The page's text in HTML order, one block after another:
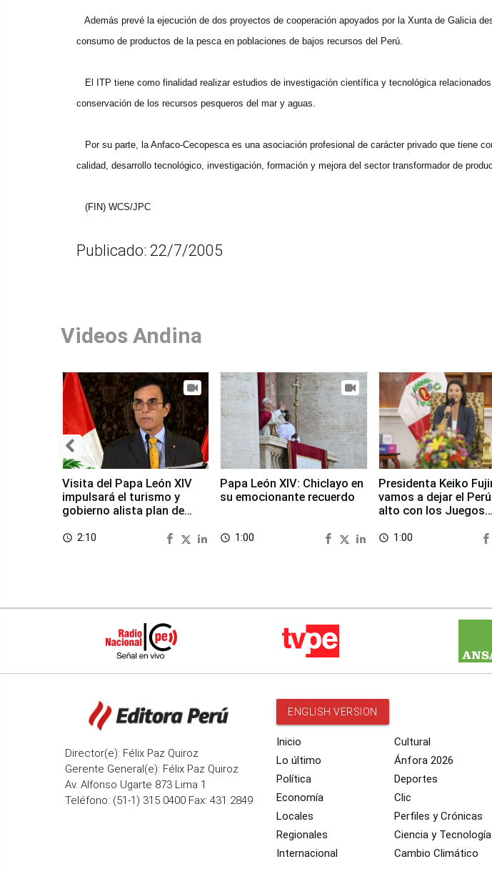
Además prevé la ejecución de dos proyectos de cooperación apoyados por la Xunta de Galicia
consumo de productos de la pesca en poblaciones de bajos recursos del Perú.
El ITP tiene como finalidad realizar estudios de investigación científica y tecnológica
conservación de los recursos pesqueros del mar y aguas.
Por su parte, la Anfaco-Cecopesca es una asociación profesional de carácter privado que tiene
calidad, desarrollo tecnológico, investigación, formación y mejora del sector transformador de
(FIN) WCS/JPC
Publicado: 22/7/2005
Videos Andina
Visita del Papa León XIV
impulsará el turismo y
gobierno alista plan de
access_time 2:10
Papa León XIV: Chiclayo en
su emocionante recuerdo
access_time 1:00
Presidenta Keiko
vamos a dejar el
alto con los Juegos
access_time 1:00
Director(e): Félix Paz Quiroz
Gerente General(e): Félix Paz Quiroz
Av. Alfonso Ugarte 873 Lima 1
Teléfono: (51-1) 315 0400 Fax: 431 2849
ENGLISH VERSION
Inicio
Lo último
Política
Economía
Locales
Regionales
Internacional
Cultural
Ánfora 2026
Deportes
Clic
Perfiles y Crónicas
Ciencia y Tecnología
Cambio Climático